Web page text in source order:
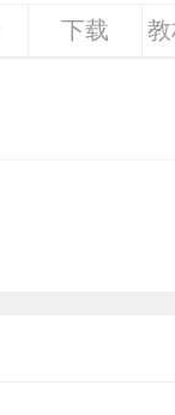
下载